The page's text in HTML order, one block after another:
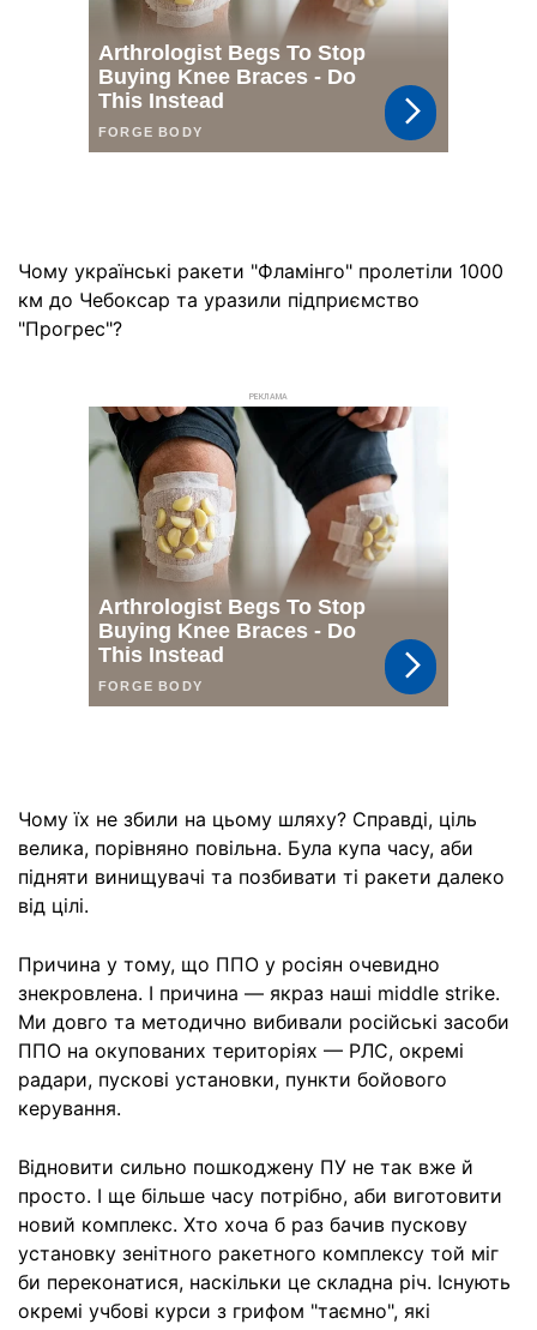
Чому українські ракети "Фламінго" пролетіли 1000
км до Чебоксар та уразили підприємство
"Прогрес"?
РЕКЛАМА
Чому їх не збили на цьому шляху? Справді, ціль
велика, порівняно повільна. Була купа часу, аби
підняти винищувачі та позбивати ті ракети далеко
від цілі.
Причина у тому, що ППО у росіян очевидно
знекровлена. І причина — якраз наші middle strike.
Ми довго та методично вибивали російські засоби
ППО на окупованих територіях — РЛС, окремі
радари, пускові установки, пункти бойового
керування.
Відновити сильно пошкоджену ПУ не так вже й
просто. І ще більше часу потрібно, аби виготовити
новий комплекс. Хто хоча б раз бачив пускову
установку зенітного ракетного комплексу той міг
би переконатися, наскільки це складна річ. Існують
окремі учбові курси з грифом "таємно", які